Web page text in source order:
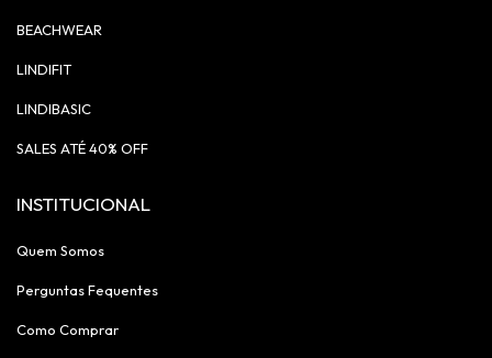
BEACHWEAR
LINDIFIT
LINDIBASIC
SALES ATÉ 40% OFF
INSTITUCIONAL
Quem Somos
Perguntas Fequentes
Como Comprar